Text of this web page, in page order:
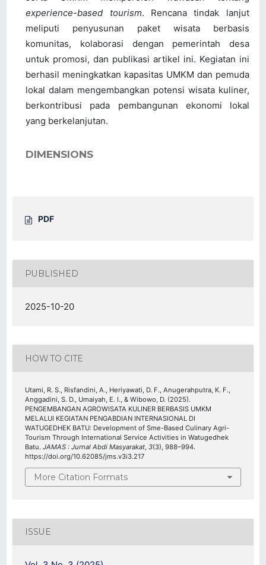
experience-based tourism. Rencana tindak lanjut
meliputi penyusunan paket wisata berbasis
komunitas, kolaborasi dengan pemerintah desa
untuk promosi, dan publikasi artikel ini. Kegiatan ini
berhasil meningkatkan kapasitas UMKM dan pemuda
lokal dalam mengembangkan potensi wisata kuliner,
berkontribusi pada pembangunan ekonomi lokal
yang berkelanjutan.
DIMENSIONS
PDF
PUBLISHED
2025-10-20
HOW TO CITE
Utami, R. S., Risfandini, A., Heriyawati, D. F., Anugerahputra, K. F.,
Anggadini, S. D., Umaiyah, E. I., & Wibowo, D. (2025).
PENGEMBANGAN AGROWISATA KULINER BERBASIS UMKM
MELALUI KEGIATAN PENGABDIAN INTERNASIONAL DI
WATUGEDHEK BATU: Development of Sme-Based Culinary Agri-
Tourism Through International Service Activities in Watugedhek
Batu.JAMAS : Jurnal Abdi Masyarakat ,3(3), 988–994.
https://doi.org/10.62085/jms.v3i3.217
More Citation Formats
ISSUE